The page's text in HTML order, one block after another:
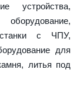
устройства,
с ЧПУ,
для
литья под